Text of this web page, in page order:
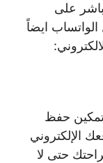
على
ايضاً
تمكين حفظ
الإلكتروني
حتى لا